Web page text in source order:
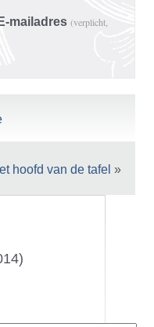
E-mailadres (verplicht,
hoofd van de tafel »